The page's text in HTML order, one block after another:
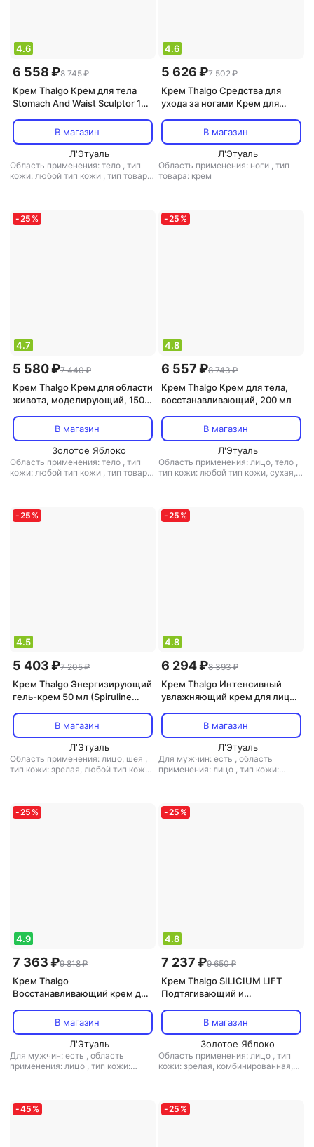
4.6
6 558 ₽8 745 ₽
Крем Thalgo Крем для тела
Stomach And Waist Sculptor 150
В магазин
Л'Этуаль
Область применения: тело , тип
кожи: любой тип кожи , тип товара:
4.6
5 626 ₽7 502 ₽
Крем Thalgo Средства для
ухода за ногами Крем для
В магазин
Л'Этуаль
Область применения: ноги , тип
товара: крем
-25 %
4.7
5 580 ₽7 440 ₽
Крем Thalgo Крем для области
живота, моделирующий, 150
В магазин
Золотое Яблоко
Область применения: тело , тип
кожи: любой тип кожи , тип товара:
-25 %
4.8
6 557 ₽8 743 ₽
Крем Thalgo Крем для тела,
восстанавливающий, 200 мл
В магазин
Л'Этуаль
Область применения: лицо, тело ,
тип кожи: любой тип кожи, сухая,
-25 %
4.5
5 403 ₽7 205 ₽
Крем Thalgo Энергизирующий
гель-крем 50 мл (Spiruline
В магазин
Л'Этуаль
Область применения: лицо, шея ,
тип кожи: зрелая, любой тип кожи,
-25 %
4.8
6 294 ₽8 393 ₽
Крем Thalgo Интенсивный
увлажняющий крем для лица,
В магазин
Л'Этуаль
Для мужчин: есть , область
применения: лицо , тип кожи:
-25 %
4.9
7 363 ₽9 818 ₽
Крем Thalgo
Восстанавливающий крем для
В магазин
Л'Этуаль
Для мужчин: есть , область
применения: лицо , тип кожи:
отбеливание, питание,
тонизирующий, увлажнение
-25 %
4.8
7 237 ₽9 650 ₽
Крем Thalgo SILICIUM LIFT
Подтягивающий и
блок), 50 млВ магазин
Золотое Яблоко
Область применения: лицо , тип
кожи: зрелая, комбинированная,
старения
-45 % -25 %